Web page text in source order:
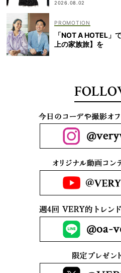
2026.08.02
「NOT A HOTEL」
上の家族旅】を